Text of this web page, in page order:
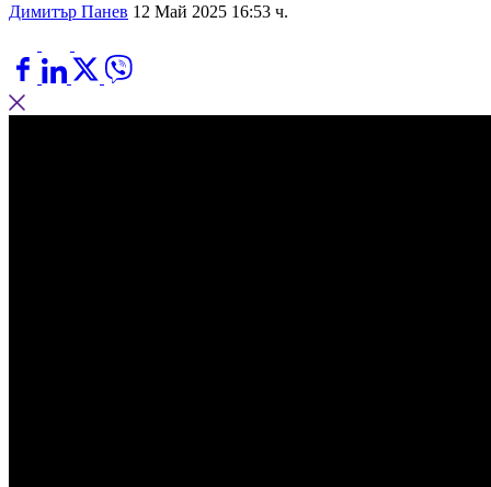
Димитър Панев 12 Май 2025 16:53 ч.